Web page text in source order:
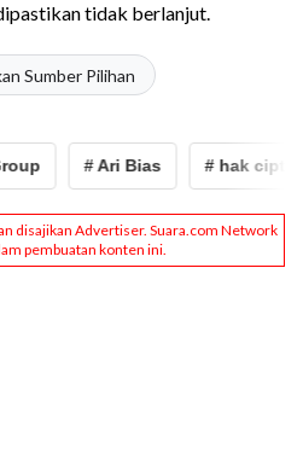
tidak berlanjut.
Sumber Pilihan
# Ari Bias # hak cipta